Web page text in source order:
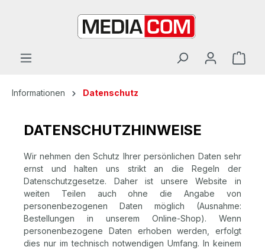
Informationen Datenschutz
DATENSCHUTZHINWEISE
Wir nehmen den Schutz Ihrer persönlichen Daten sehr
ernst und halten uns strikt an die Regeln der
Datenschutzgesetze. Daher ist unsere Website in
weiten Teilen auch ohne die Angabe von
personenbezogenen Daten möglich (Ausnahme:
Bestellungen in unserem Online-Shop). Wenn
personenbezogene Daten erhoben werden, erfolgt
dies nur im technisch notwendigen Umfang. In keinem